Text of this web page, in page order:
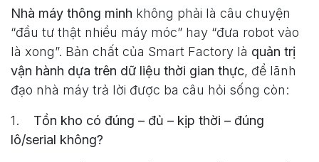
Nhà máy thông minh không phải là câu chuyện
“đầu tư thật nhiều máy móc” hay “đưa robot vào
là xong”. Bản chất của Smart Factory là quản trị
vận hành dựa trên dữ liệu thời gian thực, để lãnh
đạo nhà máy trả lời được ba câu hỏi sống còn:
1. Tồn kho có đúng – đủ – kịp thời – đúng
lô/serial không?